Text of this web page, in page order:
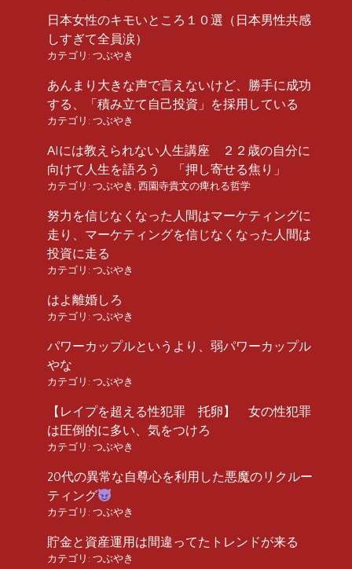
日本女性のキモいところ１０選（日本男性共感
しすぎて全員涙）
カテゴリ: つぶやき
あんまり大きな声で言えないけど、勝手に成功
する、「積み立て自己投資」を採用している
カテゴリ: つぶやき
AIには教えられない人生講座 ２２歳の自分に
向けて人生を語ろう 「押し寄せる焦り」
カテゴリ: つぶやき , 西園寺貴文の痺れる哲学
努力を信じなくなった人間はマーケティングに
走り、マーケティングを信じなくなった人間は
投資に走る
カテゴリ: つぶやき
はよ離婚しろ
カテゴリ: つぶやき
パワーカップルというより、弱パワーカップル
やな
カテゴリ: つぶやき
【レイプを超える性犯罪 托卵】 女の性犯罪
は圧倒的に多い、気をつけろ
カテゴリ: つぶやき
20代の異常な自尊心を利用した悪魔のリクルー
ティング
カテゴリ: つぶやき
貯金と資産運用は間違ってたトレンドが来る
カテゴリ: つぶやき